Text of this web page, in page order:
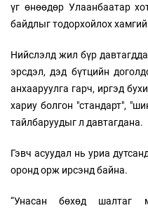
үг өнөөдөр Улаанбаатар
байдлыг тодорхойлох
Нийслэлд жил бүр
эрсдэл, дэд бүтцийн
анхааруулга гарч, иргэд
хариу болгон "стандарт",
тайлбаруудыг л давтагдана.
Гэвч асуудал нь уриа
оронд орж ирсэнд байна.
“Унасан бөхөд шалтаг